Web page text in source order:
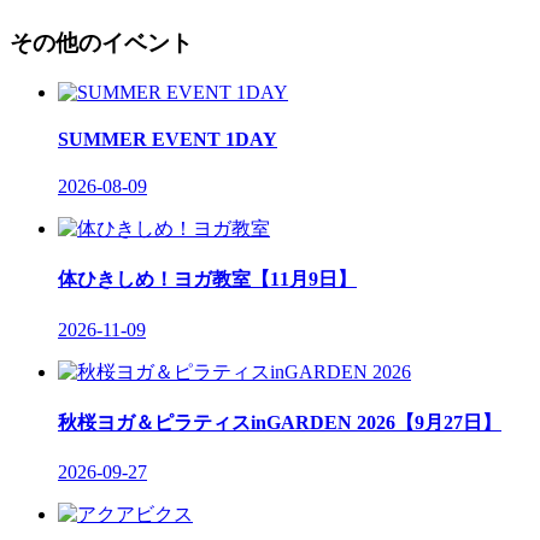
その他のイベント
SUMMER EVENT 1DAY
2026-08-09
体ひきしめ！ヨガ教室【11月9日】
2026-11-09
秋桜ヨガ＆ピラティスinGARDEN 2026【9月27日】
2026-09-27